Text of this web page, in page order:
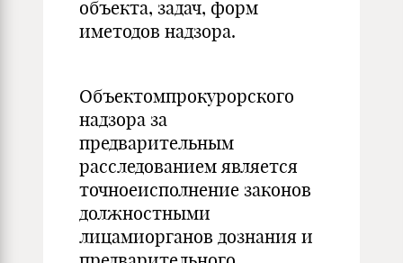
объекта, задач, форм
иметодов надзора.
Объектомпрокурорского
надзора за
предварительным
расследованием является
точноеисполнение законов
должностными
лицамиорганов дознания и